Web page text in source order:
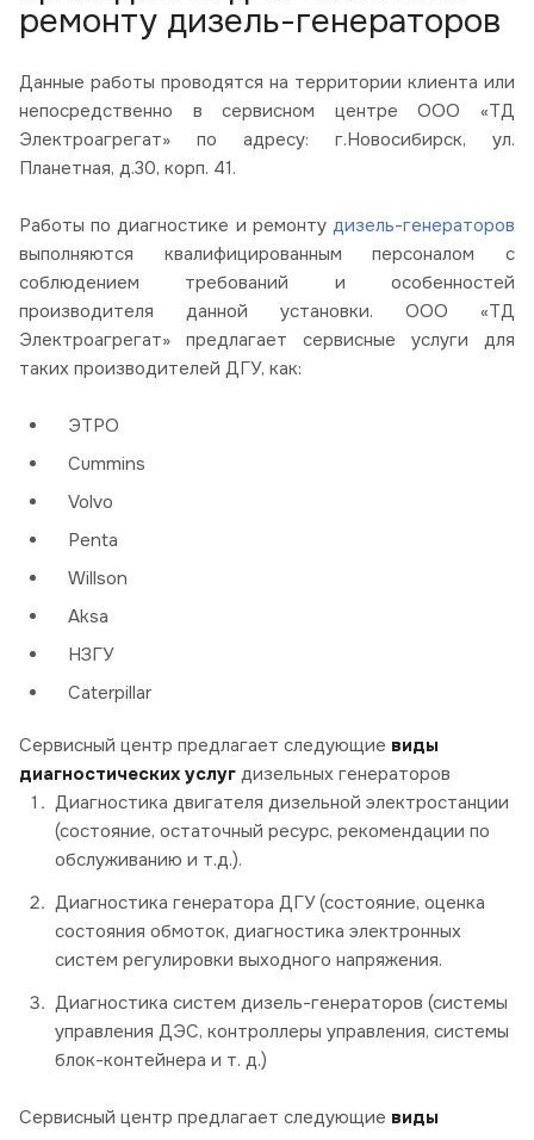
ремонту дизель-генераторов
Данные работы проводятся на территории клиента или
непосредственно в сервисном центре ООО «ТД
Электроагрегат» по адресу: г.Новосибирск, ул.
Планетная, д.30, корп. 41.
Работы по диагностике и ремонту дизель-генераторов
выполняются квалифицированным персоналом с
соблюдением требований и особенностей
производителя данной установки. ООО «ТД
Электроагрегат» предлагает сервисные услуги для
таких производителей ДГУ, как:
ЭТРО
Cummins
Volvo
Penta
Willson
Aksa
НЗГУ
Caterpillar
Сервисный центр предлагает следующие виды
диагностических услуг дизельных генераторов
Диагностика двигателя дизельной электростанции
(состояние, остаточный ресурс, рекомендации по
обслуживанию и т.д.).
Диагностика генератора ДГУ (состояние, оценка
состояния обмоток, диагностика электронных
систем регулировки выходного напряжения.
Диагностика систем дизель-генераторов (системы
управления ДЭС, контроллеры управления, системы
блок-контейнера и т. д.)
Сервисный центр предлагает следующие виды